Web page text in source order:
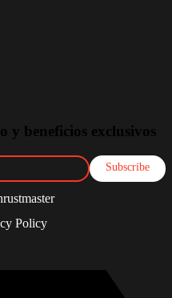
y beneficios exclusivos
Subscribe
Policy